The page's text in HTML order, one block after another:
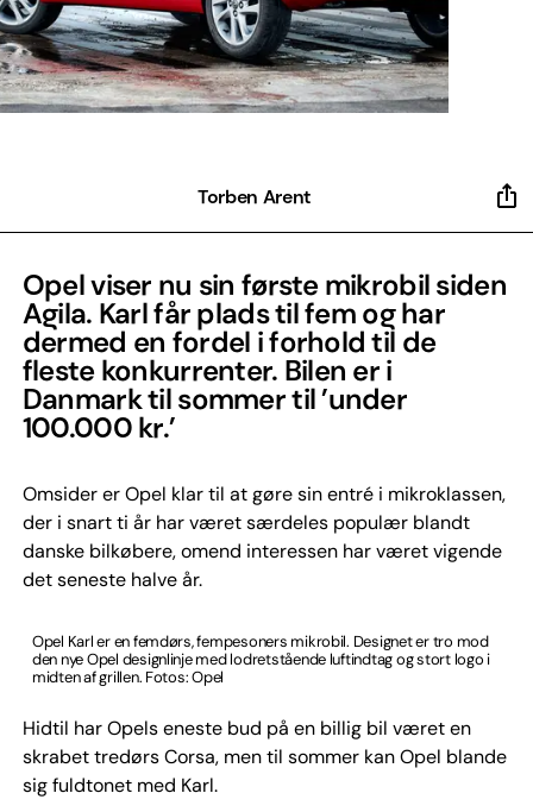
Torben Arent
Opel viser nu sin første mikrobil siden
Agila. Karl får plads til fem og har
dermed en fordel i forhold til de
fleste konkurrenter. Bilen er i
Danmark til sommer til ’under
100.000 kr.’
Omsider er Opel klar til at gøre sin entré i mikroklassen,
der i snart ti år har været særdeles populær blandt
danske bilkøbere, omend interessen har været vigende
det seneste halve år.
Opel Karl er en femdørs, fempesoners mikrobil. Designet er tro mod
den nye Opel designlinje med lodretstående luftindtag og stort logo i
midten af grillen. Fotos: Opel
Hidtil har Opels eneste bud på en billig bil været en
skrabet tredørs Corsa, men til sommer kan Opel blande
sig fuldtonet med Karl.